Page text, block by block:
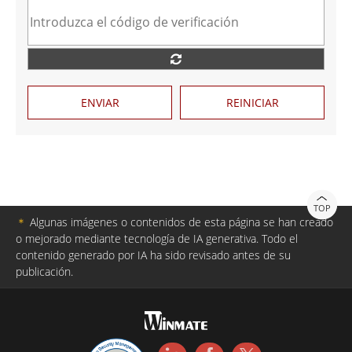
ENVIAR REINICIAR
TOP
＊ Algunas imágenes o contenidos de esta página se han creado
o mejorado mediante tecnología de IA generativa. Todo el
contenido generado por IA ha sido revisado antes de su
publicación.